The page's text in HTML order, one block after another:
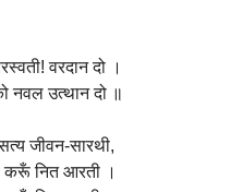
वरदान दो ।
नवल उत्थान दो ॥
जीवन-सारथी,
करूँ नित आरती ।